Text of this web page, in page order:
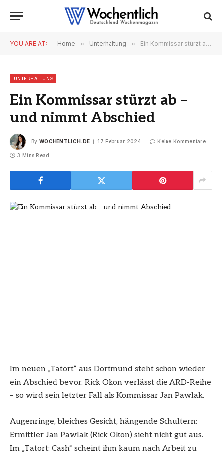
YOU ARE AT: Home » Unterhaltung » Ein Kommissar stürzt ab – und nimmt Abschied
UNTERHALTUNG
Ein Kommissar stürzt ab –
und nimmt Abschied
By WOCHENTLICH.DE 17 Februar 2024 Keine Kommentare
3 Mins Read
Im neuen „Tatort“ aus Dortmund steht schon wieder
ein Abschied bevor. Rick Okon verlässt die ARD-Reihe
– so wird sein letzter Fall als Kommissar Jan Pawlak.
Augenringe, bleiches Gesicht, hängende Schultern:
Ermittler Jan Pawlak (Rick Okon) sieht nicht gut aus.
Im „Tatort: Cash“ scheint ihm kaum nach Arbeit zu